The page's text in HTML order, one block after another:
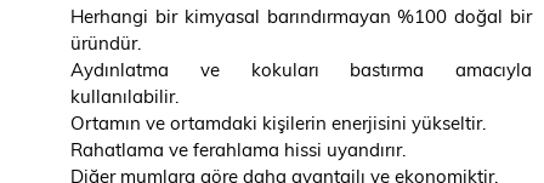
Herhangi bir kimyasal barındırmayan %100 doğal bir
üründür.
Aydınlatma ve kokuları bastırma amacıyla
kullanılabilir.
Ortamın ve ortamdaki kişilerin enerjisini yükseltir.
Rahatlama ve ferahlama hissi uyandırır.
Diğer mumlara göre daha avantajlı ve ekonomiktir.